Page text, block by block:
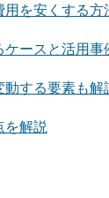
用を安くする方
ケースと活用事
動する要素も解
を解説